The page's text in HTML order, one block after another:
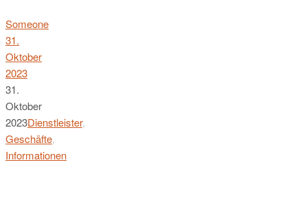
Someone
31.
Oktober
2023
31.
Oktober
2023Dienstleister,
Geschäfte,
Informationen